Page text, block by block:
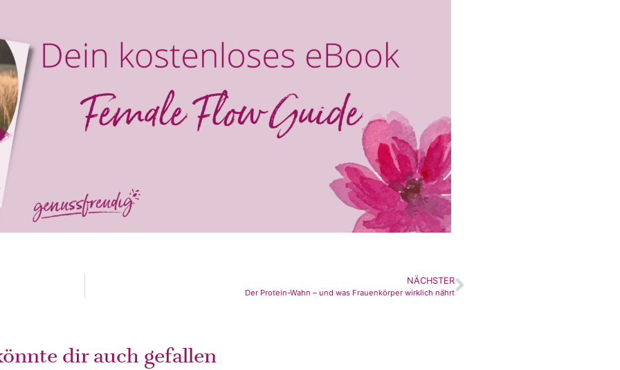
NÄCHSTER
Der Protein-Wahn – und was Frauenkörper wirklich nährt
dir auch gefallen